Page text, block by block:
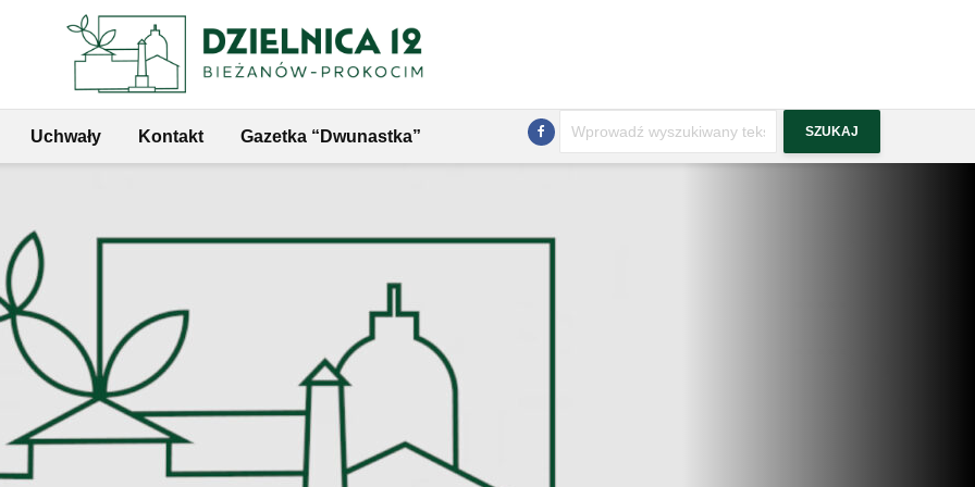
Uchwały Kontakt Gazetka “Dwunastka” SZUKAJ